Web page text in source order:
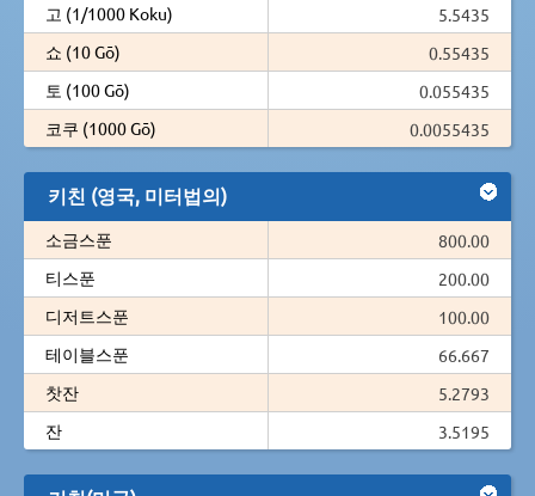
고 (1/1000 Koku)
5.5435
쇼 (10 Gō)
0.55435
토 (100 Gō)
0.055435
코쿠 (1000 Gō)
0.0055435
키친 (영국, 미터법의)
소금스푼
800.00
티스푼
200.00
디저트스푼
100.00
테이블스푼
66.667
찻잔
5.2793
잔
3.5195